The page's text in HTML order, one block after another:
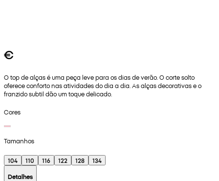
€
O top de alças é uma peça leve para os dias de verão. O corte solto
oferece conforto nas atividades do dia a dia. As alças decorativas e o
franzido subtil dão um toque delicado.
Cores
Tamanhos
104 110 116 122 128
134
Detalhes